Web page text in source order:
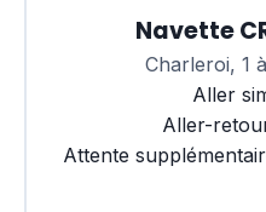
Navette
Charleroi, 1
Aller
Aller-
Attente